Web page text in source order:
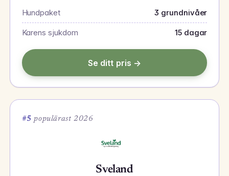
Hundpaket 3 grundnivåer
Karens sjukdom 15 dagar
Se ditt pris →
#5 populärast 2026
Sveland